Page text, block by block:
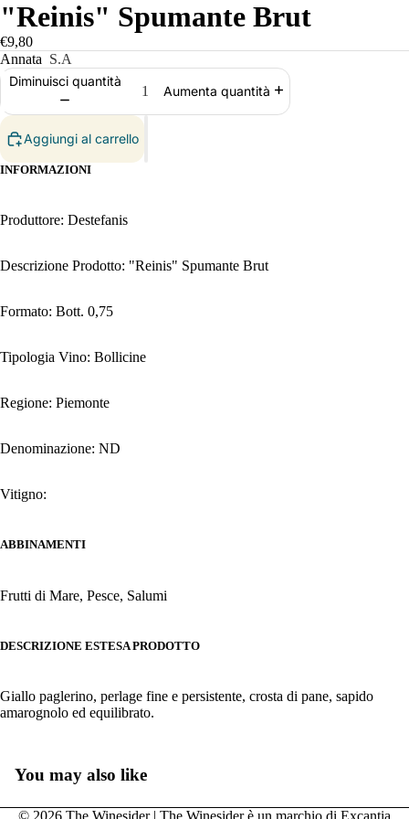
"Reinis" Spumante Brut
€9,80
Annata S.A
Diminuisci quantità
Aumenta quantità
Aggiungi al carrello
INFORMAZIONI
Produttore: Destefanis
Descrizione Prodotto: "Reinis" Spumante Brut
Formato: Bott. 0,75
Tipologia Vino: Bollicine
Regione: Piemonte
Denominazione: ND
Vitigno:
ABBINAMENTI
Frutti di Mare, Pesce, Salumi
DESCRIZIONE ESTESA PRODOTTO
Giallo paglerino, perlage fine e persistente, crosta di pane, sapido
amarognolo ed equilibrato.
You may also like
© 2026 The Winesider | The Winesider è un marchio di Excantia